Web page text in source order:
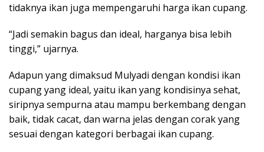
tidaknya ikan juga mempengaruhi harga ikan cupang.
“Jadi semakin bagus dan ideal, harganya bisa lebih
tinggi,” ujarnya.
Adapun yang dimaksud Mulyadi dengan kondisi ikan
cupang yang ideal, yaitu ikan yang kondisinya sehat,
siripnya sempurna atau mampu berkembang dengan
baik, tidak cacat, dan warna jelas dengan corak yang
sesuai dengan kategori berbagai ikan cupang.